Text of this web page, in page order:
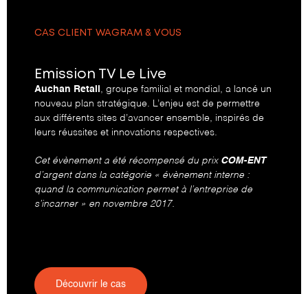
CAS CLIENT WAGRAM & VOUS
Emission TV Le Live
Auchan Retail
, groupe familial et mondial, a lancé un
nouveau plan stratégique. L’enjeu est de permettre
aux différents sites d’avancer ensemble, inspirés de
leurs réussites et innovations respectives.
Cet évènement a été récompensé du prix COM-ENT
d’argent dans la catégorie « évènement interne :
quand la communication permet à l’entreprise de
s’incarner » en novembre 2017.
Découvrir le cas